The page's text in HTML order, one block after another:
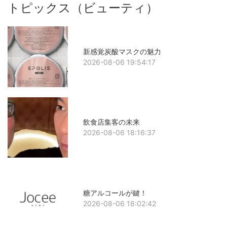
トピックス（ビューティ）
新感覚炭酸マスクの魅力
2026-08-06 19:54:17
飲食店集客の未来
2026-08-06 18:16:37
糖アルコールが鍵！
2026-08-06 18:02:42